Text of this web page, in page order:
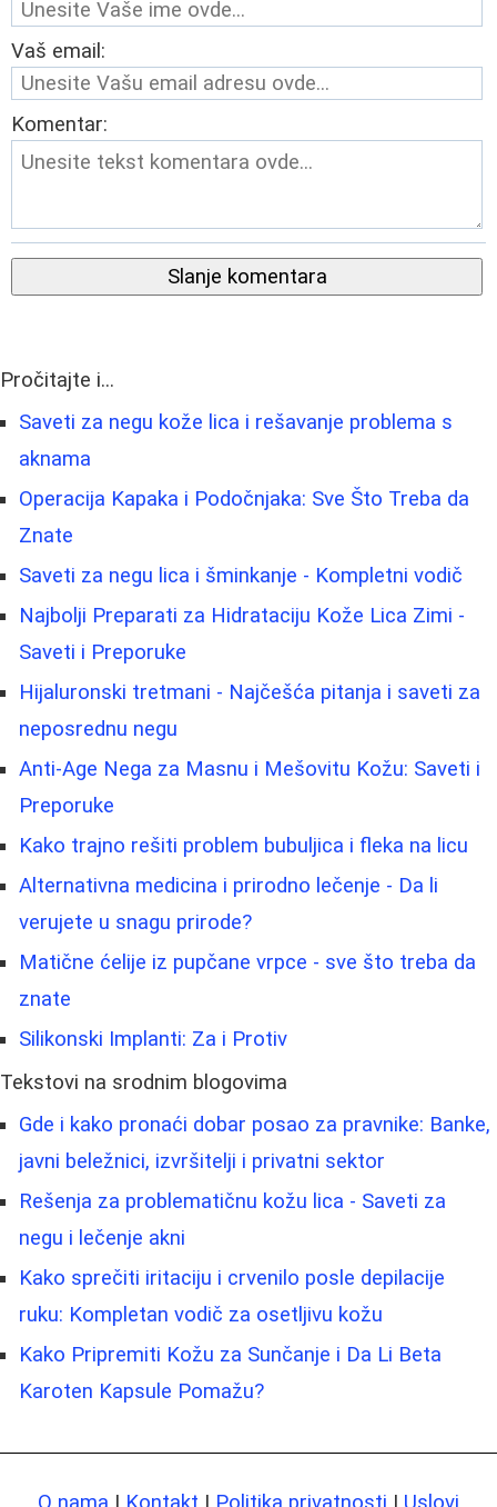
Vaš email:
Komentar:
Slanje komentara
Pročitajte i...
Saveti za negu kože lica i rešavanje problema s
aknama
Operacija Kapaka i Podočnjaka: Sve Što Treba da
Znate
Saveti za negu lica i šminkanje - Kompletni vodič
Najbolji Preparati za Hidrataciju Kože Lica Zimi -
Saveti i Preporuke
Hijaluronski tretmani - Najčešća pitanja i saveti za
neposrednu negu
Anti-Age Nega za Masnu i Mešovitu Kožu: Saveti i
Preporuke
Kako trajno rešiti problem bubuljica i fleka na licu
Alternativna medicina i prirodno lečenje - Da li
verujete u snagu prirode?
Matične ćelije iz pupčane vrpce - sve što treba da
znate
Silikonski Implanti: Za i Protiv
Tekstovi na srodnim blogovima
Gde i kako pronaći dobar posao za pravnike: Banke,
javni beležnici, izvršitelji i privatni sektor
Rešenja za problematičnu kožu lica - Saveti za
negu i lečenje akni
Kako sprečiti iritaciju i crvenilo posle depilacije
ruku: Kompletan vodič za osetljivu kožu
Kako Pripremiti Kožu za Sunčanje i Da Li Beta
Karoten Kapsule Pomažu?